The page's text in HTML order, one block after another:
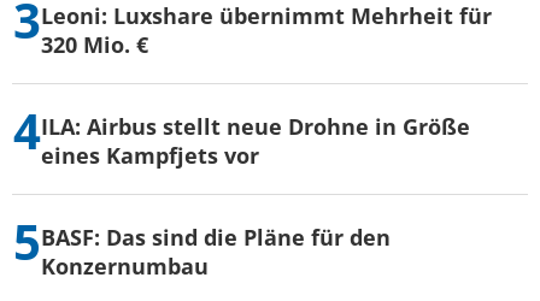
Leoni: Luxshare übernimmt Mehrheit für
320 Mio. €
ILA: Airbus stellt neue Drohne in Größe
eines Kampfjets vor
BASF: Das sind die Pläne für den
Konzernumbau